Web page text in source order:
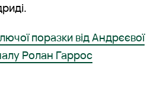
поразки від Андрєєвої
Ролан Гаррос